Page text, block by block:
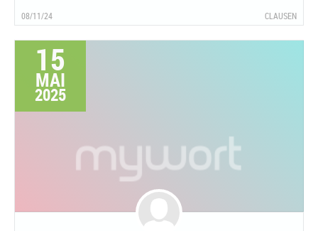
08/11/24 CLAUSEN
15
MAI
2025